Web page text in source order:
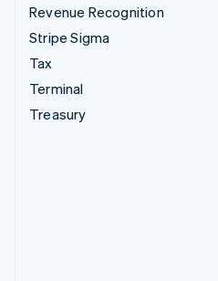
Revenue Recognition
Stripe Sigma
Tax
Terminal
Treasury